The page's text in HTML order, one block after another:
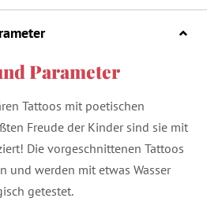
Parameter
Tattoos mit poetischen
Freude der Kinder sind sie mit
Die vorgeschnittenen Tattoos
und werden mit etwas Wasser
getestet.